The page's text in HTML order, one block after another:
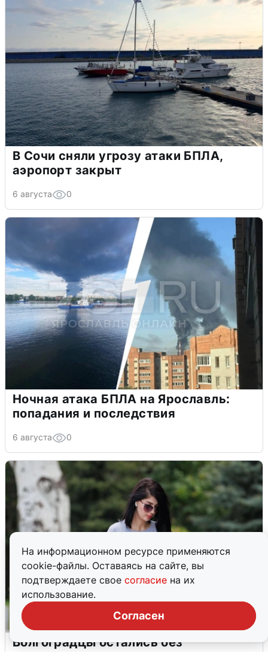
На информационном ресурсе применяются
cookie-файлы. Оставаясь на сайте, вы
подтверждаете свое согласие на их
использование.
Согласен
В Сочи сняли угрозу атаки БПЛА,
аэропорт закрыт
6 августа 0
Ночная атака БПЛА на Ярославль:
попадания и последствия
6 августа 0
Волгоградцы остались без